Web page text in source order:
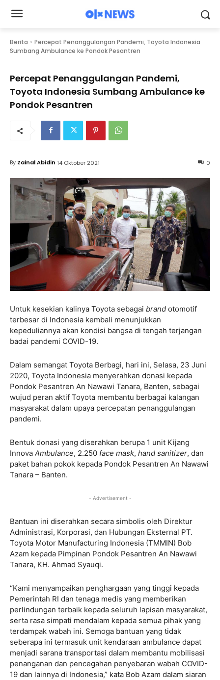
Berita
Percepat Penanggulangan Pandemi, Toyota Indonesia
Sumbang Ambulance ke Pondok Pesantren
Percepat Penanggulangan Pandemi,
Toyota Indonesia Sumbang Ambulance ke
Pondok Pesantren
0
By Zainal Abidin 14 Oktober 2021
Untuk kesekian kalinya Toyota sebagai brand otomotif
terbesar di Indonesia kembali menunjukkan
kepeduliannya akan kondisi bangsa di tengah terjangan
badai pandemi COVID-19.
Dalam semangat Toyota Berbagi, hari ini, Selasa, 23 Juni
2020, Toyota Indonesia menyerahkan donasi kepada
Pondok Pesantren An Nawawi Tanara, Banten, sebagai
wujud peran aktif Toyota membantu berbagai kalangan
masyarakat dalam upaya percepatan penanggulangan
pandemi.
Bentuk donasi yang diserahkan berupa 1 unit Kijang
Innova Ambulance, 2.250 face mask, hand sanitizer, dan
paket bahan pokok kepada Pondok Pesantren An Nawawi
Tanara – Banten.
- Advertisement -
Bantuan ini diserahkan secara simbolis oleh Direktur
Administrasi, Korporasi, dan Hubungan Eksternal PT.
Toyota Motor Manufacturing Indonesia (TMMIN) Bob
Azam kepada Pimpinan Pondok Pesantren An Nawawi
Tanara, KH. Ahmad Syauqi.
“Kami menyampaikan penghargaan yang tinggi kepada
Pemerintah RI dan tenaga medis yang memberikan
perlindungan terbaik kepada seluruh lapisan masyarakat,
serta rasa simpati mendalam kepada semua pihak yang
terdampak wabah ini. Semoga bantuan yang tidak
seberapa ini termasuk unit kendaraan ambulance dapat
menjadi sarana transportasi dalam membantu mobilisasi
penanganan dan pencegahan penyebaran wabah COVID-
19 dan lainnya di Indonesia,” kata Bob Azam dalam siaran